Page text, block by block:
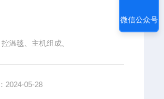
温毯、主机组成。
2024-05-28
微信公众号